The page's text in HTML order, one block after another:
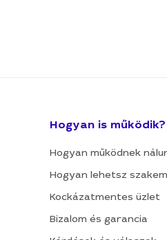
Hogyan is működik?
Hogyan működnek
Hogyan lehetsz
Kockázatmentes üzlet
Bizalom és garancia